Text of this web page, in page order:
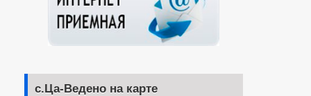
с.Ца-Ведено на карте